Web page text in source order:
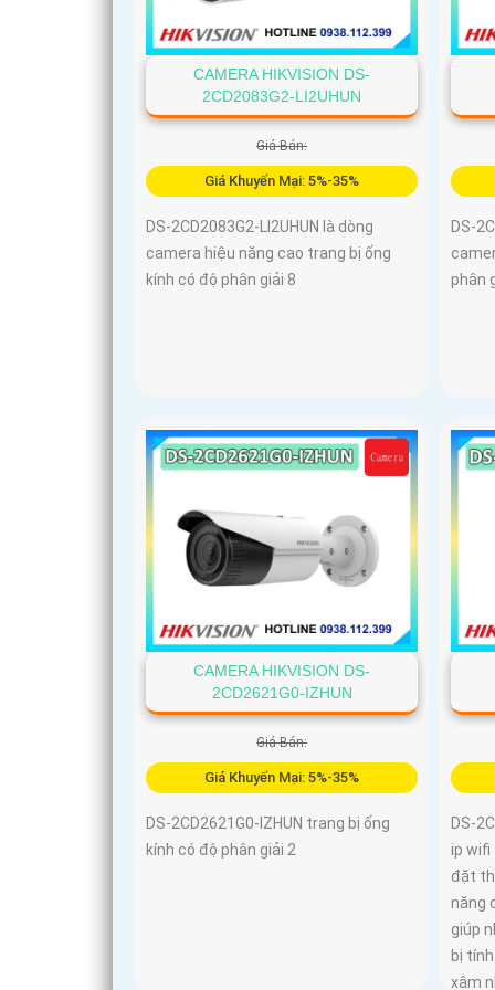
CAMERA HIKVISION DS-
2CD2083G2-LI2UHUN
Giá Bán:
Giá Khuyến Mại: 5%-35%
DS-2CD2083G2-LI2UHUN là dòng
camera hiệu năng cao trang bị ống
kính có độ phân giải 8
DS-
phân
CAMERA HIKVISION DS-
2CD2621G0-IZHUN
Giá Bán:
Giá Khuyến Mại: 5%-35%
DS-2CD2621G0-IZHUN trang bị ống
kính có độ phân giải 2
DS-
ip wifi
đặt
năng
giúp
bị
xâm